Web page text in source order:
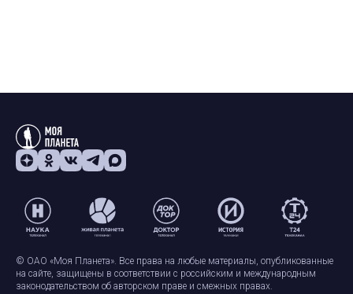
© ОАО «Моя Планета». Все права на любые материалы, опубликованные
на сайте, защищены в соответствии с российским и международным
законодательством об авторском праве и смежных правах.